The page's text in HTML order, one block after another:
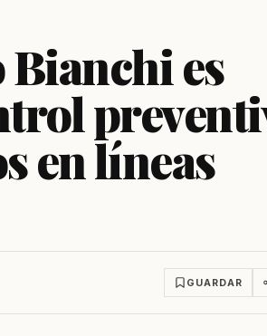
es
en líneas
GUARDAR